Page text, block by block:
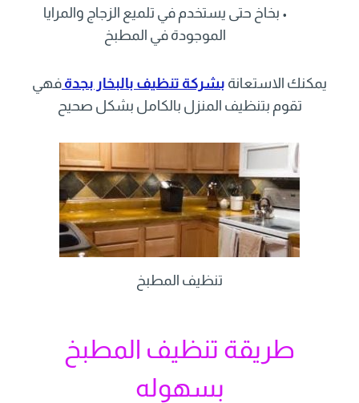
• بخاخ حتى يستخدم في تلميع الزجاج والمرايا
الموجودة في المطبخ
يمكنك الاستعانة بشركة تنظيف بالبخار بجدة فهي
تقوم بتنظيف المنزل بالكامل بشكل صحيح
تنظيف المطبخ
طريقة تنظيف المطبخ
بسهوله